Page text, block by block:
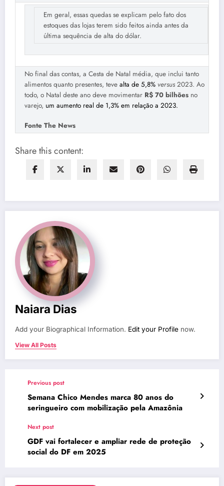
Em geral, essas quedas se explicam pelo fato dos
estoques das lojas terem sido feitos ainda antes da
última sequência de alta do dólar.
No final das contas, a Cesta de Natal média, que inclui tanto
alimentos quanto presentes, teve alta de 5,8% versus 2023. Ao
todo, o Natal deste ano deve movimentar R$ 70 bilhões no
varejo, um aumento real de 1,3% em relação a 2023.
Fonte The News
Share this content:
Naiara Dias
Add your Biographical Information. Edit your Profile now.
View All Posts
Previous post
Semana Chico Mendes marca 80 anos do
seringueiro com mobilização pela Amazônia
Next post
GDF vai fortalecer e ampliar rede de proteção
social do DF em 2025